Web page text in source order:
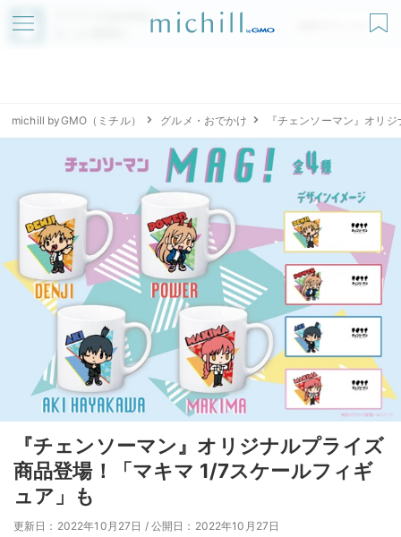
アプリでmichillが
無料ダウンロード
michill byGMO（ミチル） グルメ・おでかけ 『チェンソーマン』オリ
『チェンソーマン』オリジナルプライズ
商品登場！「マキマ 1/7スケールフィギ
ュア」も
更新日：2022年10月27日 / 公開日：2022年10月27日